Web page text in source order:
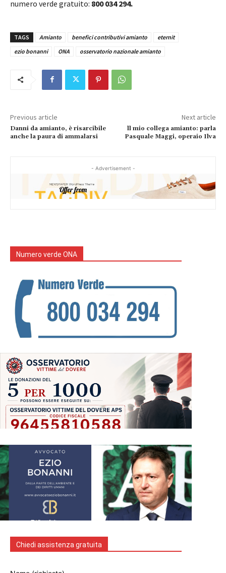
numero verde gratuito: 800 034 294.
TAGS Amianto benefici contributivi amianto
eternit
ezio bonanni
ONA osservatorio nazionale amianto
Previous article
Danni da amianto, è risarcibile
anche la paura di ammalarsi
Next article
ll mio collega amianto: parla
Pasquale Maggi, operaio Ilva
- Advertisement -
Numero verde ONA
Chiedi assistenza gratuita